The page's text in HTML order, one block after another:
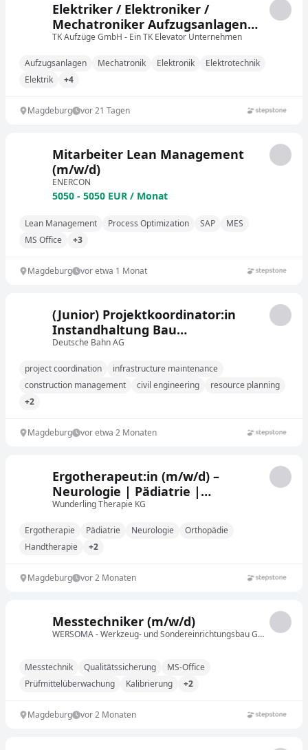
Elektriker / Elektroniker /
Mechatroniker Aufzugsanlagen
(m/w/d) Magdeburg
TK Aufzüge GmbH - Ein TK Elevator Unternehmen
Aufzugsanlagen Mechatronik Elektronik
Elektrotechnik
Elektrik
+4
Magdeburg vor 21 Tagen
Mitarbeiter Lean Management
(m/w/d)
ENERCON
5050 - 5050 EUR / Monat
Lean Management Process Optimization SAP
MES
MS Office
+3
Magdeburg vor etwa 1 Monat
(Junior) Projektkoordinator:in
Instandhaltung Bau
(Fachreferent:in)
Deutsche Bahn AG
project coordination
infrastructure maintenance
construction management
civil engineering
resource planning
+2
Magdeburg vor etwa 2 Monaten
Ergotherapeut:in (m/w/d) –
Neurologie | Pädiatrie |
Handtherapie | Altenheime
Wunderling Therapie KG
Ergotherapie Pädiatrie Neurologie
Orthopädie
Handtherapie
+2
Magdeburg vor 2 Monaten
Messtechniker (m/w/d)
WERSOMA - Werkzeug- und Sondereinrichtungsbau GmbH
Messtechnik Qualitätssicherung
MS-Office
Prüfmittelüberwachung
Kalibrierung +2
Magdeburg vor 2 Monaten